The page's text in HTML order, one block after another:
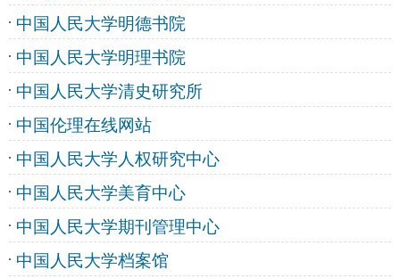
中国人民大学明德书院
中国人民大学明理书院
中国人民大学清史研究所
中国伦理在线网站
中国人民大学人权研究中心
中国人民大学美育中心
中国人民大学期刊管理中心
中国人民大学档案馆